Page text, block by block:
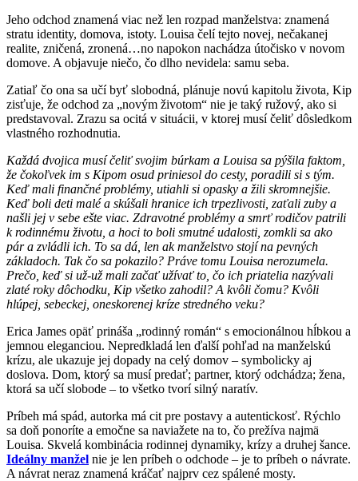
Jeho odchod znamená viac než len rozpad manželstva: znamená
stratu identity, domova, istoty. Louisa čelí tejto novej, nečakanej
realite, zničená, zronená…no napokon nachádza útočisko v novom
domove. A objavuje niečo, čo dlho nevidela: samu seba.
Zatiaľ čo ona sa učí byť slobodná, plánuje novú kapitolu života, Kip
zisťuje, že odchod za „novým životom“ nie je taký ružový, ako si
predstavoval. Zrazu sa ocitá v situácii, v ktorej musí čeliť dôsledkom
vlastného rozhodnutia.
Každá dvojica musí čeliť svojim búrkam a Louisa sa pýšila faktom,
že čokoľvek im s Kipom osud priniesol do cesty, poradili si s tým.
Keď mali finančné problémy, utiahli si opasky a žili skromnejšie.
Keď boli deti malé a skúšali hranice ich trpezlivosti, zaťali zuby a
našli jej v sebe ešte viac. Zdravotné problémy a smrť rodičov patrili
k rodinnému životu, a hoci to boli smutné udalosti, zomkli sa ako
pár a zvládli ich. To sa dá, len ak manželstvo stojí na pevných
základoch. Tak čo sa pokazilo? Práve tomu Louisa nerozumela.
Prečo, keď si už-už mali začať užívať to, čo ich priatelia nazývali
zlaté roky dôchodku, Kip všetko zahodil? A kvôli čomu? Kvôli
hlúpej, sebeckej, oneskorenej kríze stredného veku?
Erica James opäť prináša „rodinný román“ s emocionálnou hĺbkou a
jemnou eleganciou. Nepredkladá len ďalší pohľad na manželskú
krízu, ale ukazuje jej dopady na celý domov – symbolicky aj
doslova. Dom, ktorý sa musí predať; partner, ktorý odchádza; žena,
ktorá sa učí slobode – to všetko tvorí silný naratív.
Príbeh má spád, autorka má cit pre postavy a autentickosť. Rýchlo
sa doň ponoríte a emočne sa naviažete na to, čo prežíva najmä
Louisa. Skvelá kombinácia rodinnej dynamiky, krízy a druhej šance.
Ideálny manžel nie je len príbeh o odchode – je to príbeh o návrate.
A návrat neraz znamená kráčať najprv cez spálené mosty.